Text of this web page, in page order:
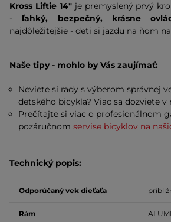
Kross Liftie 14"je premyslený prvý
- ľahký, bezpečný, krásne
najdôležitejšie - deti si jazdu na ňom
Naše tipy - mohlo by Vás zaujímať:
Neviete si rady s výberom správnej
detského bicykla? Viac sa dozviete v
Prečítajte si viac o profesionálnom
pozáručnomservise bicyklov na
Technický popis:
Odporúčaný vek dieťaťa
Rám